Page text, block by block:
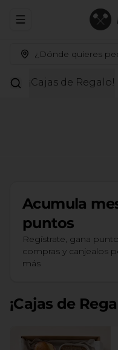
Abrir menu de
¿Dónde quieres
¡Cajas de Regalo!
Acumula
puntos
Regístrate, gana
compras y canjealos
más
¡Cajas de